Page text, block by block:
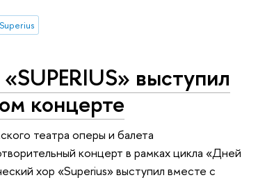
выступил
концерте
театра оперы и балета
концерт в рамках цикла «Дней
хор «Superius» выступил вместе с